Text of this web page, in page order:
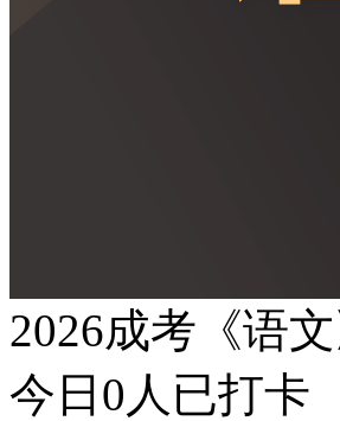
2026成考《语
今日 0 人已打卡